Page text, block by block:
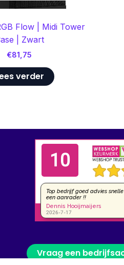
Flow | Midi Tower
| Zwart
€81,75
verder
Vraag een